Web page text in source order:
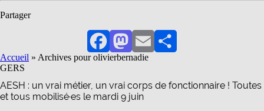
Partager
FacebookMastodon
EmailPartager
Accueil » Archives pour olivierbernadie
GERS
AESH : un vrai métier, un vrai corps de fonctionnaire ! Toutes
et tous mobilisé·es le mardi 9 juin